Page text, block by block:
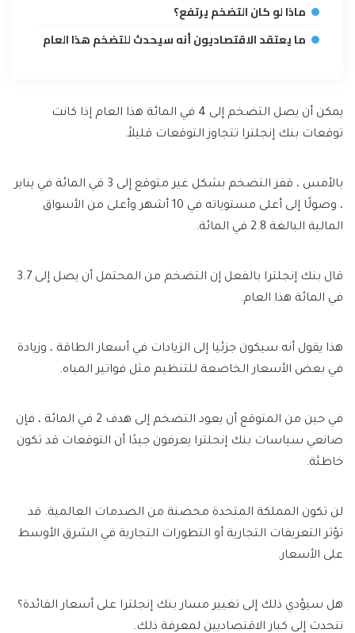
ماذا لو كان التضخم يرتفع؟
ما يعتقد الاقتصاديون أنه سيحدث للتضخم هذا العام
يمكن أن يصل التضخم إلى 4 في المائة هذا العام إذا كانت
توقعات بنك إنجلترا تتجاوز التوقعات قليلاً.
بالأمس ، قفز التضخم بشكل غير متوقع إلى 3 في المائة في يناير
، وصولًا إلى أعلى مستوياته في 10 أشهر وأعلى من الأسواق
المالية البالغة 2.8 في المائة.
قال بنك إنجلترا بالفعل إن التضخم من المحتمل أن يصل إلى 3.7
في المائة هذا العام.
هذا يقول أنه سيكون جزئيا إلى الزيادات في أسعار الطاقة ، وزيادة
في بعض الأسعار الخاضعة للتنظيم مثل فواتير المياه.
في حين من المتوقع أن يعود التضخم إلى هدف 2 في المائة ، فإن
صانعي سياسات بنك إنجلترا يعرفون جيدًا أن التوقعات قد تكون
خاطئة.
لن تكون المملكة المتحدة محصنة من الصدمات العالمية. قد
تؤثر التعريفات التجارية أو التطورات التجارية في الشرق الأوسط
على الأسعار.
هل سيؤدي ذلك إلى تغيير مسار بنك إنجلترا على أسعار الفائدة؟
نتحدث إلى كبار الاقتصاديين لمعرفة ذلك.